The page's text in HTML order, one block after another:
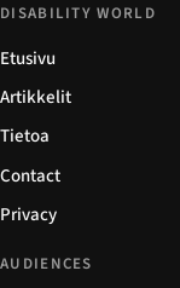
DISABILITY WORLD
Etusivu
Artikkelit
Tietoa
Contact
Privacy
AUDIENCES